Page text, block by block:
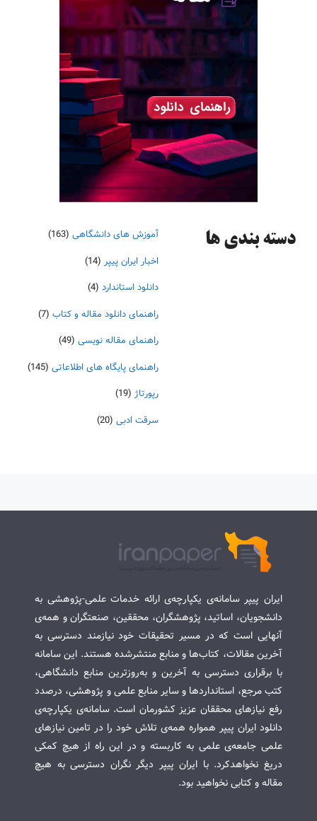
دسته‌ بندی ها آموزش های دانشگاهی (163)
اخبار ایران پیپر (14)
دانلود استاندارد (4)
راهنمای دانلود مقاله و کتاب (7)
راهنمای مقاله نویسی (49)
راهنمای پایگاه های اطلاعاتی (145)
رپورتاژ (19)
سرقت ادبی (20)
ایران پیپر سامانه‌ی یکپارچه‌ی ارائه خدمات علمی-پژوهشی به
دانشجویان، اساتید، پژوهشگران، محققین، صنعتگران و همه‌ی
آنهایی است که در مسیر تحقیقات خود نیازمند دسترسی به
آخرین مقالات، کتاب‌ها و منابع منتشرشده هستند. این سامانه
با برقراری دسترسی به آخرین و به‌روزترین منابع دانشگاهی،
کتب مرجع، استانداردها و سایر منابع علمی و پژوهشی، درصدد
رفع نیازهای محققان عزیز کشورمان است. سامانه‌ی یکپارچه‌ی
دانلود ایران پیپر همواره همه‌ی تلاش خود را در تامین نیازهای
علمی جامعه‌ی علمی به کاربسته و در این راه از هیچ کمکی
دریغ نخواهدکرد. با ایران پیپر دیگر نگران دسترسی به هیچ
مقاله و کتابی نخواهید بود.